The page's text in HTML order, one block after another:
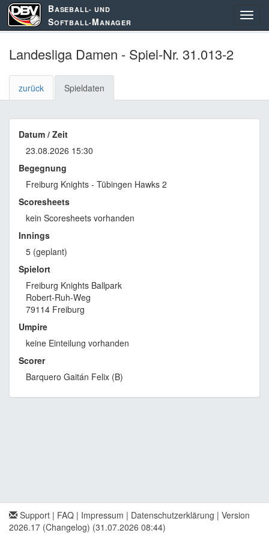
BASEBALL- UND
SOFTBALL-MANAGER
Landesliga Damen - Spiel-Nr. 31.013-2
zurück Spieldaten
Datum / Zeit
23.08.2026 15:30
Begegnung
Freiburg Knights - Tübingen Hawks 2
Scoresheets
kein Scoresheets vorhanden
Innings
5 (geplant)
Spielort
Freiburg Knights Ballpark
Robert-Ruh-Weg
79114 Freiburg
Umpire
keine Einteilung vorhanden
Scorer
Barquero Gaitán Felix (B)
Support | FAQ | Impressum | Datenschutzerklärung | Version
2026.17 (Changelog) (31.07.2026 08:44)